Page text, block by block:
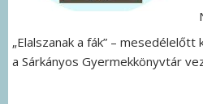
„Elalszanak a fák” – mesedélelőtt
a Sárkányos Gyermekkönyvtár